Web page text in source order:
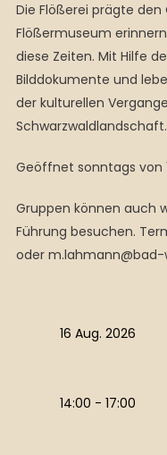
Die Flößerei prägte
Flößermuseum
diese Zeiten. Mit Hilfe
Bilddokumente und
der kulturellen
Schwarzwaldlandschaft.
Geöffnet sonntags von
Gruppen können auch
Führung besuchen.
oder m.lahmann@bad-
16 Aug. 2026
14:00 - 17:00